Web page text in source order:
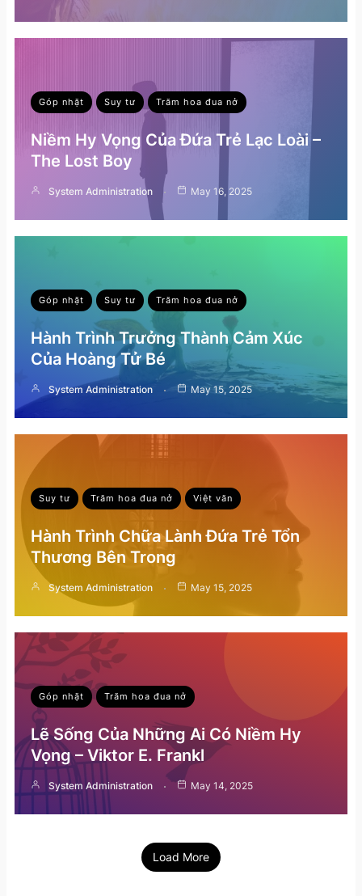
Góp nhặt Suy tư Trăm hoa đua nở
Niềm Hy Vọng Của Đứa Trẻ Lạc Loài –
The Lost Boy
System Administration May 16, 2025
Góp nhặt Suy tư Trăm hoa đua nở
Hành Trình Trưởng Thành Cảm Xúc
Của Hoàng Tử Bé
System Administration May 15, 2025
Suy tư Trăm hoa đua nở Việt văn
Hành Trình Chữa Lành Đứa Trẻ Tổn
Thương Bên Trong
System Administration May 15, 2025
Góp nhặt Trăm hoa đua nở
Lẽ Sống Của Những Ai Có Niềm Hy
Vọng – Viktor E. Frankl
System Administration May 14, 2025
Load More